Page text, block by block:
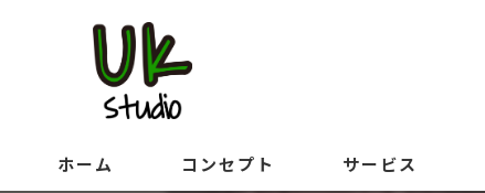
ホーム コンセプト サービス